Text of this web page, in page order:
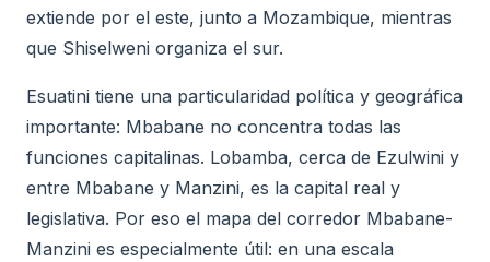
extiende por el este, junto a Mozambique, mientras
que Shiselweni organiza el sur.
Esuatini tiene una particularidad política y geográfica
importante: Mbabane no concentra todas las
funciones capitalinas. Lobamba, cerca de Ezulwini y
entre Mbabane y Manzini, es la capital real y
legislativa. Por eso el mapa del corredor Mbabane-
Manzini es especialmente útil: en una escala